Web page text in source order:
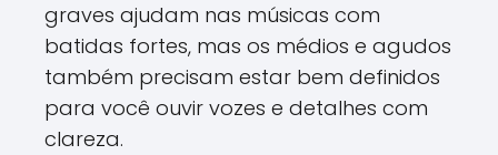
graves ajudam nas músicas com
batidas fortes, mas os médios e agudos
também precisam estar bem definidos
para você ouvir vozes e detalhes com
clareza.